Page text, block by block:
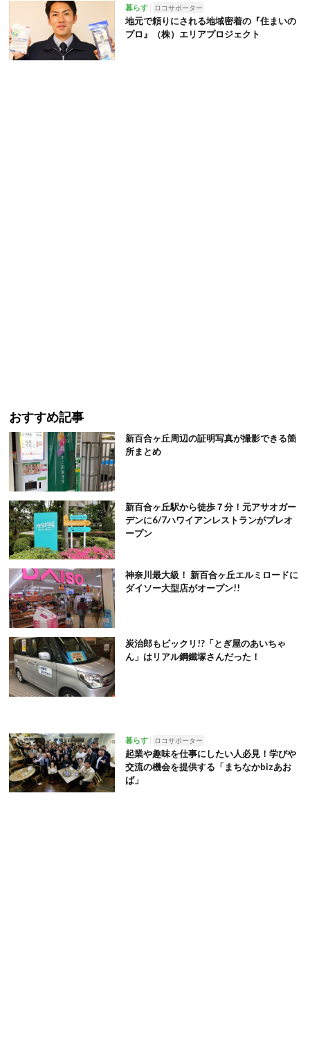
暮らす ロコサポーター
地元で頼りにされる地域密着の『住まいの
プロ』（株）エリアプロジェクト
おすすめ記事
新百合ヶ丘周辺の証明写真が撮影できる箇
所まとめ
新百合ヶ丘駅から徒歩７分！元アサオガー
デンに6/7ハワイアンレストランがプレオ
ープン
神奈川最大級！ 新百合ヶ丘エルミロードに
ダイソー大型店がオープン!!
炭治郎もビックリ!?「とぎ屋のあいちゃ
ん」はリアル鋼鐵塚さんだった！
暮らす ロコサポーター
起業や趣味を仕事にしたい人必見！学びや
交流の機会を提供する「まちなかbizあお
ば」